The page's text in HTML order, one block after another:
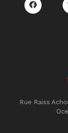
Rue Raiss